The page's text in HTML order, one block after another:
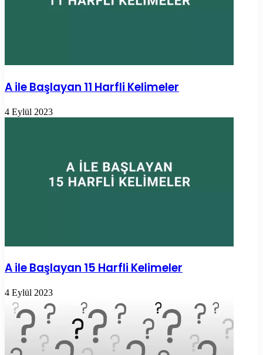
A ile Başlayan 11 Harfli Kelimeler
4 Eylül 2023
A ile Başlayan 15 Harfli Kelimeler
4 Eylül 2023